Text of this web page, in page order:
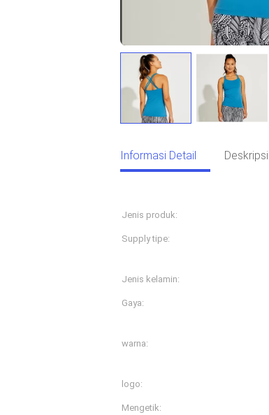
Informasi Detail
Jenis produk:
Supply tipe:
Jenis kelamin:
Gaya:
warna:
logo:
Mengetik: